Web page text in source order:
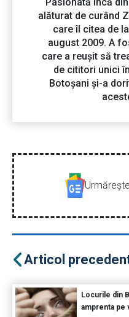
alăturat de curând
care îl citea de
august 2009. A
care a reușit să
de cititori unici
Botoșani și-a
Articol
Locurile din
amprenta pe